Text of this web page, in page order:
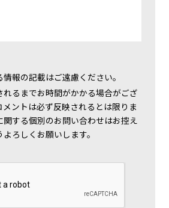
報の記載はご遠慮ください。
れるまでお時間がかかる場合がござ
ントは必ず反映されるとは限りま
関する個別のお問い合わせはお控え
ろしくお願いします。